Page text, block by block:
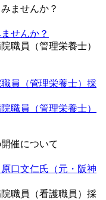
せんか？
員（管理栄養士）採
口文仁氏（元・阪神